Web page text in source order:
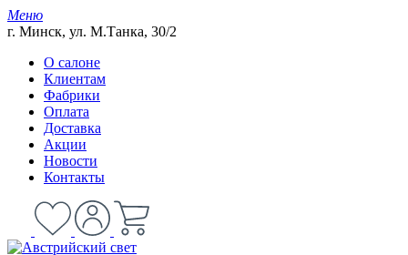
Меню
г. Минск, ул. М.Танка, 30/2
О салоне
Клиентам
Фабрики
Оплата
Доставка
Акции
Новости
Контакты